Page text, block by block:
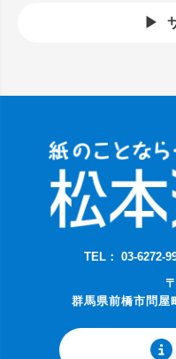
TEL： 03-6272-
群馬県前橋市問屋